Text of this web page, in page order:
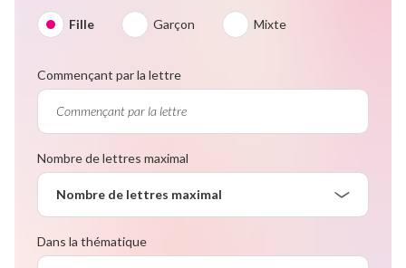
Fille Garçon Mixte
Commençant par la lettre
Nombre de lettres maximal
Nombre de lettres maximal
Dans la thématique